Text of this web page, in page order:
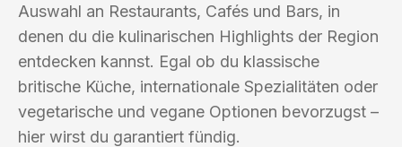
Auswahl an Restaurants, Cafés und Bars, in
denen du die kulinarischen Highlights der Region
entdecken kannst. Egal ob du klassische
britische Küche, internationale Spezialitäten oder
vegetarische und vegane Optionen bevorzugst –
hier wirst du garantiert fündig.